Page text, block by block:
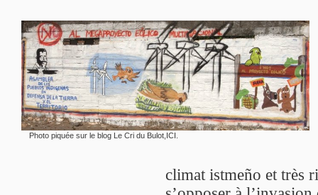
Photo piquée sur le blog Le Cri du Bulot, ICI
climat istmeño et très